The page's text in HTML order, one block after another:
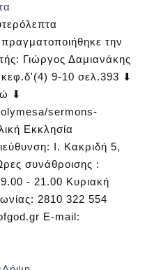
την
Γιώργος Δαμιανάκης
9-10 σελ.393 ⬇
⬇
sermons-
Εκκλησία
Ι. Κακριδή 5,
συνάθροισης :
- 21.00 Κυριακή
2810 322 554
E-mail: